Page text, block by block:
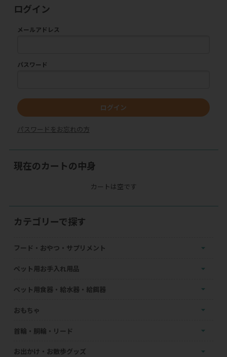
ログイン
メールアドレス
パスワード
ログイン
パスワードをお忘れの方
現在のカートの中身
カートは空です
カテゴリーで探す
フード・おやつ・サプリメント
ペット用お手入れ用品
ペット用食器・給水器・給餌器
おもちゃ
首輪・胴輪・リード
お出かけ・お散歩グッズ